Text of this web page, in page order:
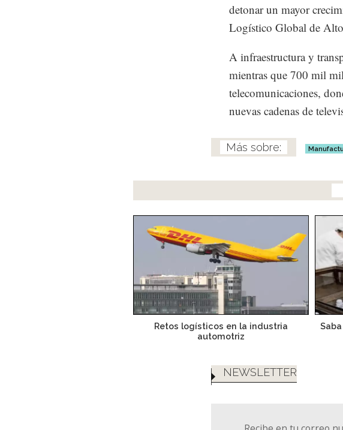
detonar un mayor
Logístico Global de
A infraestructura y
mientras que 700 mil
telecomunicaciones,
nuevas cadenas de
Retos logísticos en la industria
automotriz
NEWSLETTER